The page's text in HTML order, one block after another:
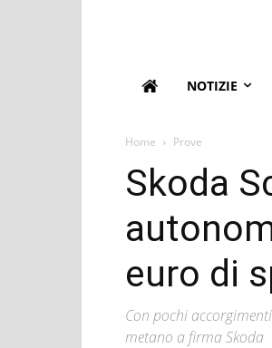
NOTIZIE
Home Prove
Skoda
euro di
Con pochi
metano a firma Skoda